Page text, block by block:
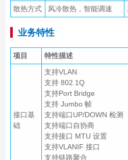
散热方式 风冷散热，智能调速
业务特性
项目 特性描述
接口基
础
支持VLAN
支持 802.1Q
支持Port Bridge
支持 Jumbo 帧
支持端口UP/DOWN 检测
支持端口自协商
支持接口 MTU 设置
支持VLANIF 接口
支持链路聚合